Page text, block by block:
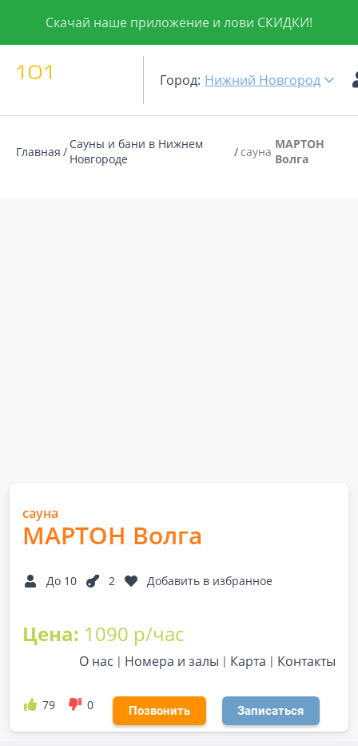
Скачай наше приложение и лови СКИДКИ!
Город: Нижний Новгород
Главная
Сауны и бани в Нижнем
Новгороде
сауна МАРТОН
Волга
сауна
МАРТОН Волга
До 10 2 Добавить в избранное
Цена: 1090 р/час
О нас Номера и залы Карта Контакты
79 0 Позвонить Записаться